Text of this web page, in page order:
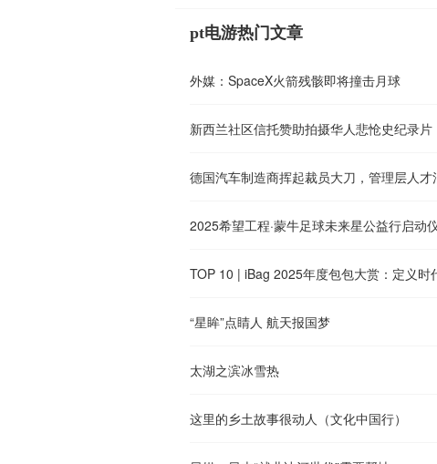
pt电游热门文章
外媒：SpaceX火箭残骸即将撞击月球
新西兰社区信托赞助拍摄华人悲怆史纪录片
德国汽车制造商挥起裁员大刀，管理层人才
2025希望工程·蒙牛足球未来星公益行启动
TOP 10 | iBag 2025年度包包大赏：定义时
“星眸”点睛人 航天报国梦
太湖之滨冰雪热
这里的乡土故事很动人（文化中国行）